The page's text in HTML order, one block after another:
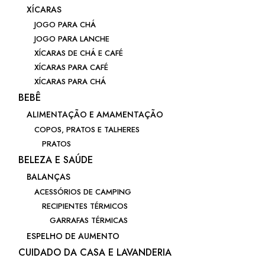
XÍCARAS
JOGO PARA CHÁ
JOGO PARA LANCHE
XÍCARAS DE CHÁ E CAFÉ
XÍCARAS PARA CAFÉ
XÍCARAS PARA CHÁ
BEBÊ
ALIMENTAÇÃO E AMAMENTAÇÃO
COPOS, PRATOS E TALHERES
PRATOS
BELEZA E SAÚDE
BALANÇAS
ACESSÓRIOS DE CAMPING
RECIPIENTES TÉRMICOS
GARRAFAS TÉRMICAS
ESPELHO DE AUMENTO
CUIDADO DA CASA E LAVANDERIA